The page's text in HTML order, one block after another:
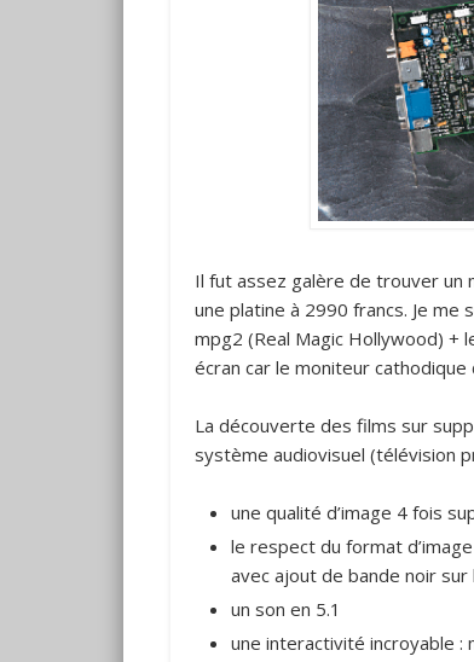
Il fut assez galère de trouver un
une platine à 2990 francs. Je
mpg2 (Real Magic Hollywood) +
écran car le moniteur
La découverte des films sur
système audiovisuel (télévision
une qualité d’image 4 fois
le respect du format
avec ajout de bande noir
un son en 5.1
une interactivité incroyable :